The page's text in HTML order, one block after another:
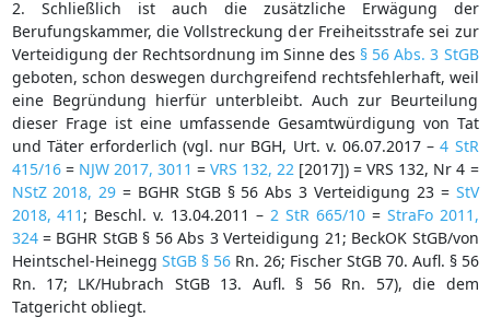
2. Schließlich ist auch die zusätzliche Erwägung der
Berufungskammer, die Vollstreckung der Freiheitsstrafe sei zur
Verteidigung der Rechtsordnung im Sinne des § 56 Abs. 3 StGB
geboten, schon deswegen durchgreifend rechtsfehlerhaft, weil
eine Begründung hierfür unterbleibt. Auch zur Beurteilung
dieser Frage ist eine umfassende Gesamtwürdigung von Tat
und Täter erforderlich (vgl. nur BGH, Urt. v. 06.07.2017 –4 StR
415/16= NJW 2017, 3011 = VRS 132, 22 [2017]) = VRS 132, Nr 4 =
NStZ 2018, 29 = BGHR StGB § 56 Abs 3 Verteidigung 23 = StV
2018, 411 ; Beschl. v. 13.04.2011 – 2 StR 665/10= StraFo 2011,
324= BGHR StGB § 56 Abs 3 Verteidigung 21; BeckOK StGB/von
Heintschel-Heinegg StGB § 56Rn. 26; Fischer StGB 70. Aufl. § 56
Rn. 17; LK/Hubrach StGB 13. Aufl. § 56 Rn. 57), die dem
Tatgericht obliegt.